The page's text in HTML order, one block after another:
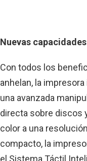
Nuevas
Con todos los
anhelan, la
una avanzada
directa sobre discos
color a una
compacto, la